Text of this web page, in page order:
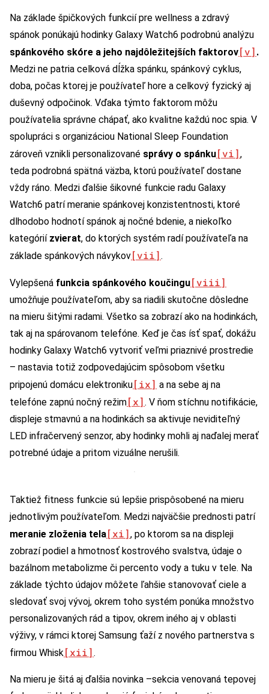
Na základe špičkových funkcií pre wellness a zdravý
spánok ponúkajú hodinky Galaxy Watch6 podrobnú analýzu
spánkového skóre a jeho najdôležitejších faktorov[v] .
Medzi ne patria celková dĺžka spánku, spánkový cyklus,
doba, počas ktorej je používateľ hore a celkový fyzický aj
duševný odpočinok. Vďaka týmto faktorom môžu
používatelia správne chápať, ako kvalitne každú noc spia. V
spolupráci s organizáciou National Sleep Foundation
zároveň vznikli personalizované správy o spánku[vi],
teda podrobná spätná väzba, ktorú používateľ dostane
vždy ráno. Medzi ďalšie šikovné funkcie radu Galaxy
Watch6 patrí meranie spánkovej konzistentnosti, ktoré
dlhodobo hodnotí spánok aj nočné bdenie, a niekoľko
kategórií zvierat, do ktorých systém radí používateľa na
základe spánkových návykov[vii].
Vylepšená funkcia spánkového koučingu[viii]
umožňuje používateľom, aby sa riadili skutočne dôsledne
na mieru šitými radami. Všetko sa zobrazí ako na hodinkách,
tak aj na spárovanom telefóne. Keď je čas ísť spať, dokážu
hodinky Galaxy Watch6 vytvoriť veľmi priaznivé prostredie
– nastavia totiž zodpovedajúcim spôsobom všetku
pripojenú domácu elektroniku[ix] a na sebe aj na
telefóne zapnú nočný režim[x]. V ňom stíchnu notifikácie,
displeje stmavnú a na hodinkách sa aktivuje neviditeľný
LED infračervený senzor, aby hodinky mohli aj naďalej merať
potrebné údaje a pritom vizuálne nerušili.
Taktiež fitness funkcie sú lepšie prispôsobené na mieru
jednotlivým používateľom. Medzi najväčšie prednosti patrí
meranie zloženia tela[xi], po ktorom sa na displeji
zobrazí podiel a hmotnosť kostrového svalstva, údaje o
bazálnom metabolizme či percento vody a tuku v tele. Na
základe týchto údajov môžete ľahšie stanovovať ciele a
sledovať svoj vývoj, okrem toho systém ponúka množstvo
personalizovaných rád a tipov, okrem iného aj v oblasti
výživy, v rámci ktorej Samsung ťaží z nového partnerstva s
firmou Whisk[xii].
Na mieru je šitá aj ďalšia novinka –sekcia venovaná tepovej